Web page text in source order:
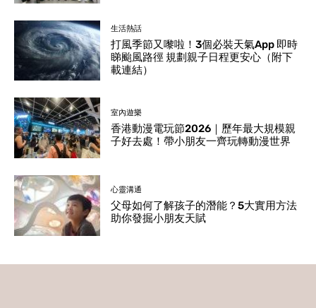
生活熱話
打風季節又嚟啦！3個必裝天氣App 即時
睇颱風路徑 規劃親子日程更安心（附下
載連結）
室內遊樂
香港動漫電玩節2026｜歷年最大規模親
子好去處！帶小朋友一齊玩轉動漫世界
心靈溝通
父母如何了解孩子的潛能？5大實用方法
助你發掘小朋友天賦